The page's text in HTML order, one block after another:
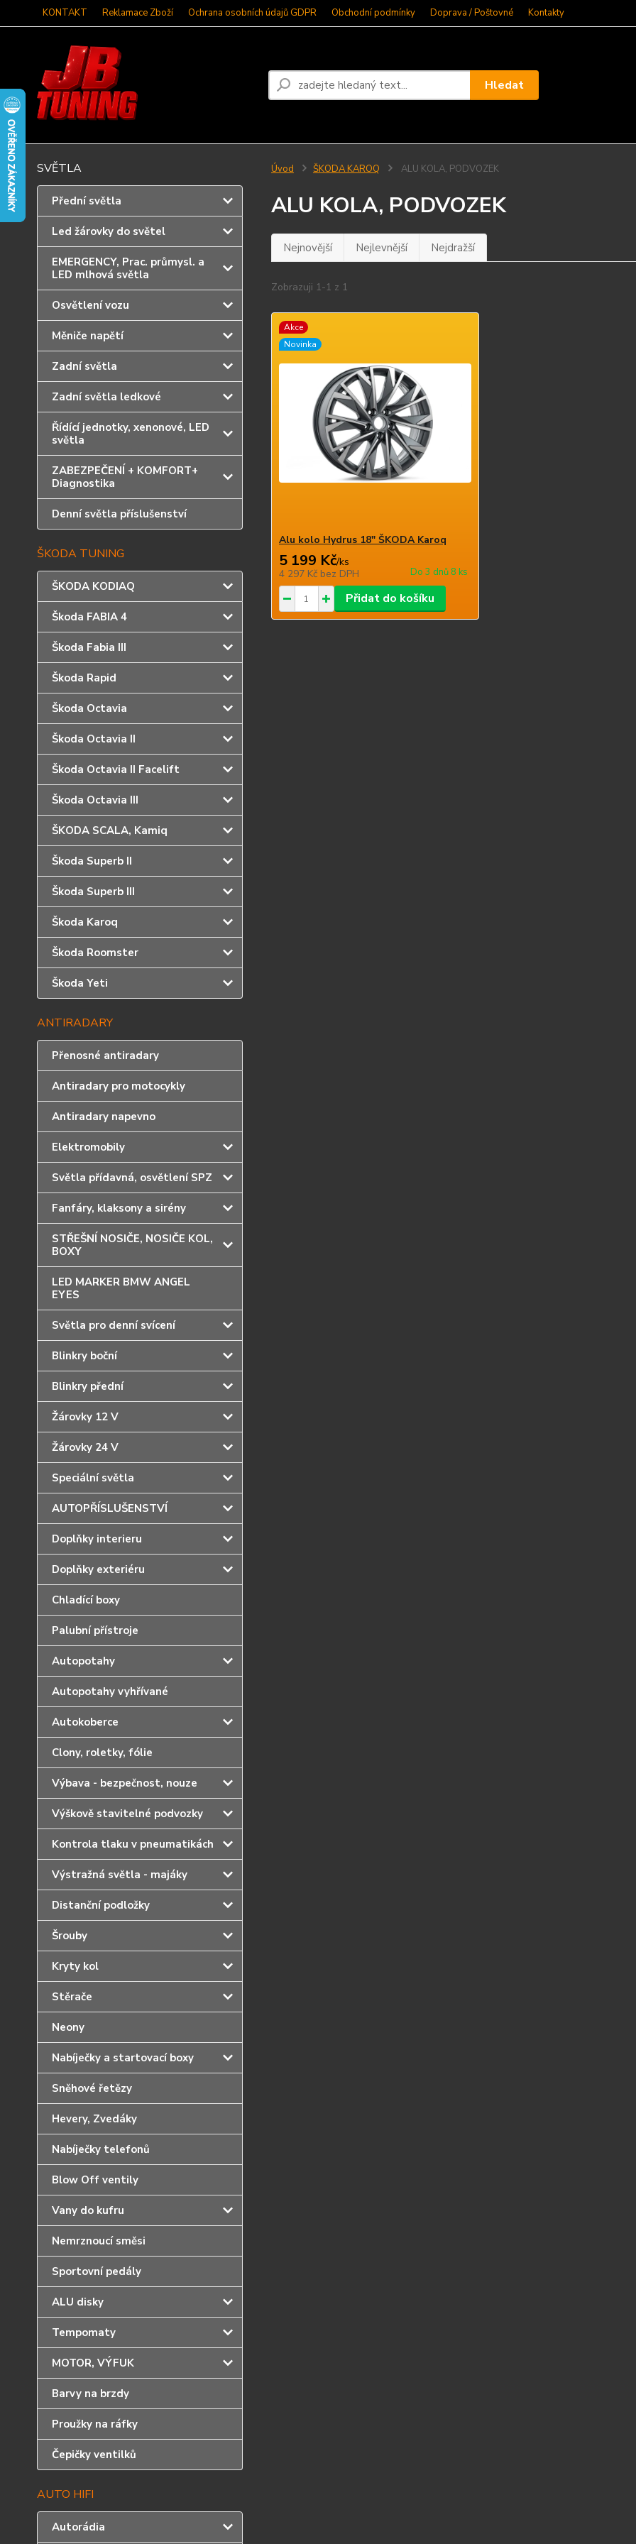
KONTAKT Reklamace Zboží Ochrana osobních údajů GDPR Obchodní podmínky Doprava / Poštovné Kontakty
Hledat
SVĚTLA
Přední světla
Led žárovky do světel
EMERGENCY, Prac. průmysl. a
LED mlhová světla
Osvětlení vozu
Měniče napětí
Zadní světla
Zadní světla ledkové
Řídící jednotky, xenonové, LED
světla
ZABEZPEČENÍ + KOMFORT+
Diagnostika
Denní světla příslušenství
ŠKODA TUNING
ŠKODA KODIAQ
Škoda FABIA 4
Škoda Fabia III
Škoda Rapid
Škoda Octavia
Škoda Octavia II
Škoda Octavia II Facelift
Škoda Octavia III
ŠKODA SCALA, Kamiq
Škoda Superb II
Škoda Superb III
Škoda Karoq
Škoda Roomster
Škoda Yeti
ANTIRADARY
Přenosné antiradary
Antiradary pro motocykly
Antiradary napevno
Elektromobily
Světla přídavná, osvětlení SPZ
Fanfáry, klaksony a sirény
STŘEŠNÍ NOSIČE, NOSIČE KOL,
BOXY
LED MARKER BMW ANGEL
EYES
Světla pro denní svícení
Blinkry boční
Blinkry přední
Žárovky 12 V
Žárovky 24 V
Speciální světla
AUTOPŘÍSLUŠENSTVÍ
Doplňky interieru
Doplňky exteriéru
Chladící boxy
Palubní přístroje
Autopotahy
Autopotahy vyhřívané
Autokoberce
Clony, roletky, fólie
Výbava - bezpečnost, nouze
Výškově stavitelné podvozky
Kontrola tlaku v pneumatikách
Výstražná světla - majáky
Distanční podložky
Šrouby
Kryty kol
Stěrače
Neony
Nabíječky a startovací boxy
Sněhové řetězy
Hevery, Zvedáky
Nabíječky telefonů
Blow Off ventily
Vany do kufru
Nemrznoucí směsi
Sportovní pedály
ALU disky
Tempomaty
MOTOR, VÝFUK
Barvy na brzdy
Proužky na ráfky
Čepičky ventilků
AUTO HIFI
Autorádia
Úvod ŠKODA KAROQ ALU KOLA, PODVOZEK
ALU KOLA, PODVOZEK
Nejnovější Nejlevnější Nejdražší
Zobrazuji 1-1 z 1
Akce
Novinka
Alu kolo Hydrus 18" ŠKODA Karoq
5 199 Kč/ks
4 297 Kč bez DPH Do 3 dnů 8 ks
Přidat do košíku